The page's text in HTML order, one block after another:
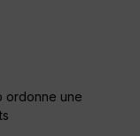
ordonne une